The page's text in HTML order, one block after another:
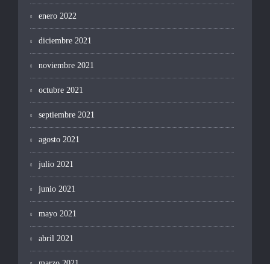
enero 2022
diciembre 2021
noviembre 2021
octubre 2021
septiembre 2021
agosto 2021
julio 2021
junio 2021
mayo 2021
abril 2021